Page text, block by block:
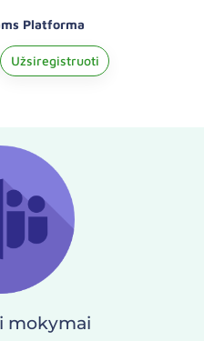
Platforma
Užsiregistruoti
mokymai